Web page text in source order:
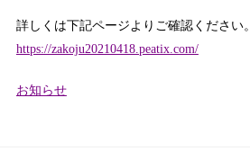
詳しくは下記ページよりご確認ください。
https://zakoju20210418.peatix.com/
カ
お知らせ